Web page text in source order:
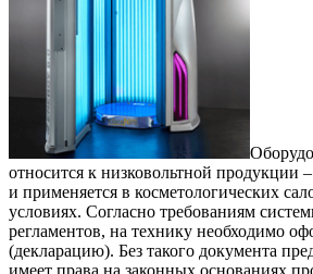
относится к низковольтной продукции
и применяется в косметологических
условиях. Согласно требованиям
регламентов, на технику необходимо
(декларацию). Без такого документа
имеет права на законных основаниях